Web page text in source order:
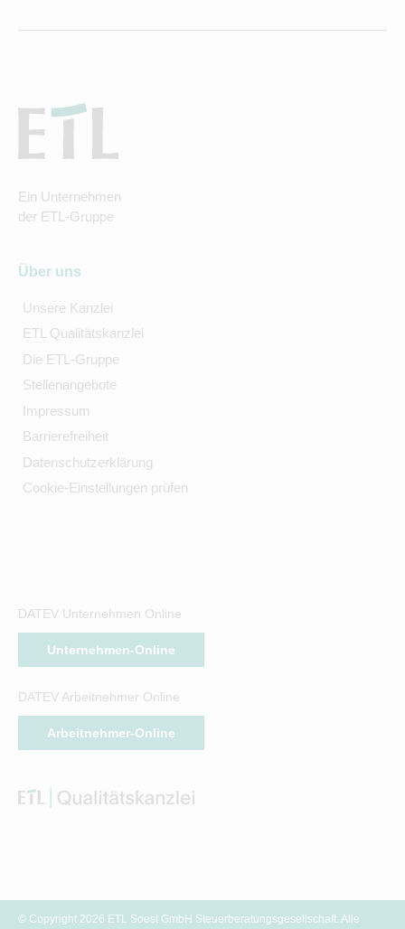
Ein Unternehmen
der ETL-Gruppe
Über uns
Unsere Kanzlei
ETL Qualitätskanzlei
Die ETL-Gruppe
Stellenangebote
Impressum
Barrierefreiheit
Datenschutzerklärung
Cookie-Einstellungen prüfen
DATEV Unternehmen Online
Unternehmen-Online
DATEV Arbeitnehmer Online
Arbeitnehmer-Online
© Copyright 2026 ETL Soest GmbH Steuerberatungsgesellschaft. Alle